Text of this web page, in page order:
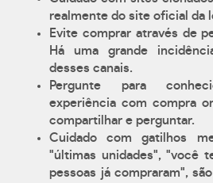
realmente do site oficial da
Evite comprar através de
Há uma grande
desses canais.
Pergunte para
experiência com compra
compartilhar e perguntar.
Cuidado com gatilhos
"últimas unidades", "você
pessoas já compraram",